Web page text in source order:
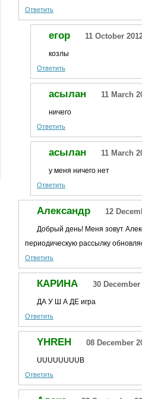
Ответить
егор 11 October
козлы
Ответить
асылан 11 March
ничего
Ответить
асылан 11 March
у меня ничего нет
Ответить
Александр 12
Добрый день! Меня зовут
периодическую рассылку
Ответить
КАРИНА 30 December
ДА У Ш А ДЕ игра
Ответить
YHREH 08 December
UUUUUUUUB
Ответить